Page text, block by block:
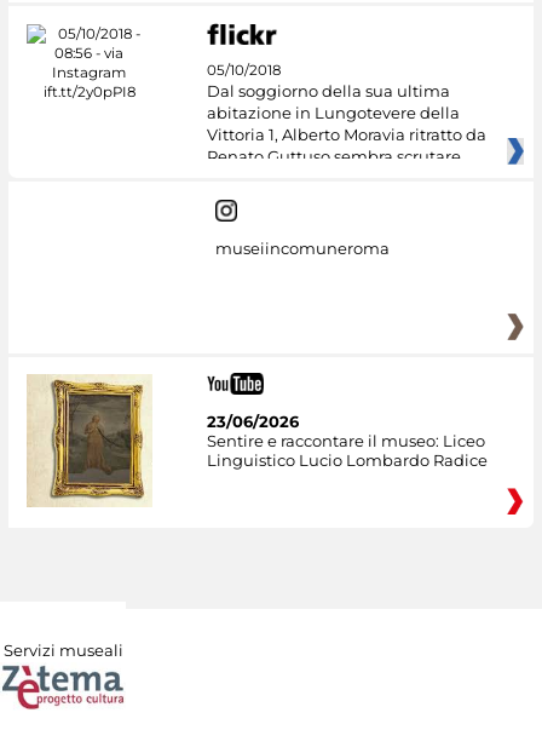
05/10/2018
Dal soggiorno della sua ultima
abitazione in Lungotevere della
Vittoria 1, Alberto Moravia ritratto da
Renato Guttuso sembra scrutare
museiincomuneroma
23/06/2026
Sentire e raccontare il museo: Liceo
Linguistico Lucio Lombardo Radice
Servizi museali